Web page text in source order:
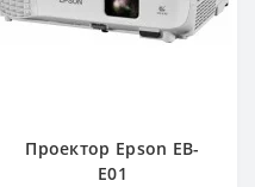
Проектор Epson EB-
E01